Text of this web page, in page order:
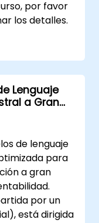
por favor
los detalles.
Lenguaje
a Gran
y
de lenguaje
para
a gran
por un
está dirigida